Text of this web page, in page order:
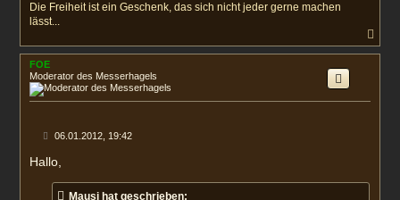
Die Freiheit ist ein Geschenk, das sich nicht jeder gerne machen
lässt...
a
FOE
Moderator des Messerhagels
B
i
t
r
06.01.2012, 19:42
Hallo,
Mausi hat geschrieben: